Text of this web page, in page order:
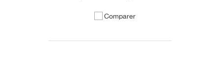
Comparer